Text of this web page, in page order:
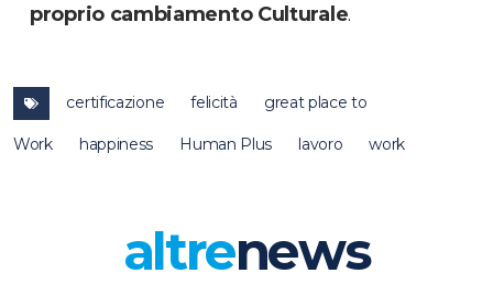
proprio cambiamento Culturale.
certificazione felicità great place to
Work happiness Human Plus lavoro work
altrenews